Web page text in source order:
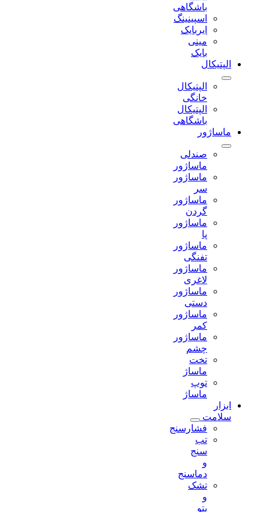
باشگاهی
اسپینینگ
ایربایک
مینی
الپتیکال
الپتیکال
خانگی
الپتیکال
باشگاهی
ماساژور
صندلی
ماساژور
ماساژور
ماساژور
ماساژور
ماساژور
تفنگی
ماساژور
لاغری
ماساژور
دستی
ماساژور
ماساژور
تخت
ماساژ
توپ
ماساژ
ابزار
سلامت
فشارسنج
دماسنج
تشک